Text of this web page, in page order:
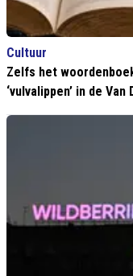
Cultuur
Zelfs het
‘vulvalippen’ in de Van